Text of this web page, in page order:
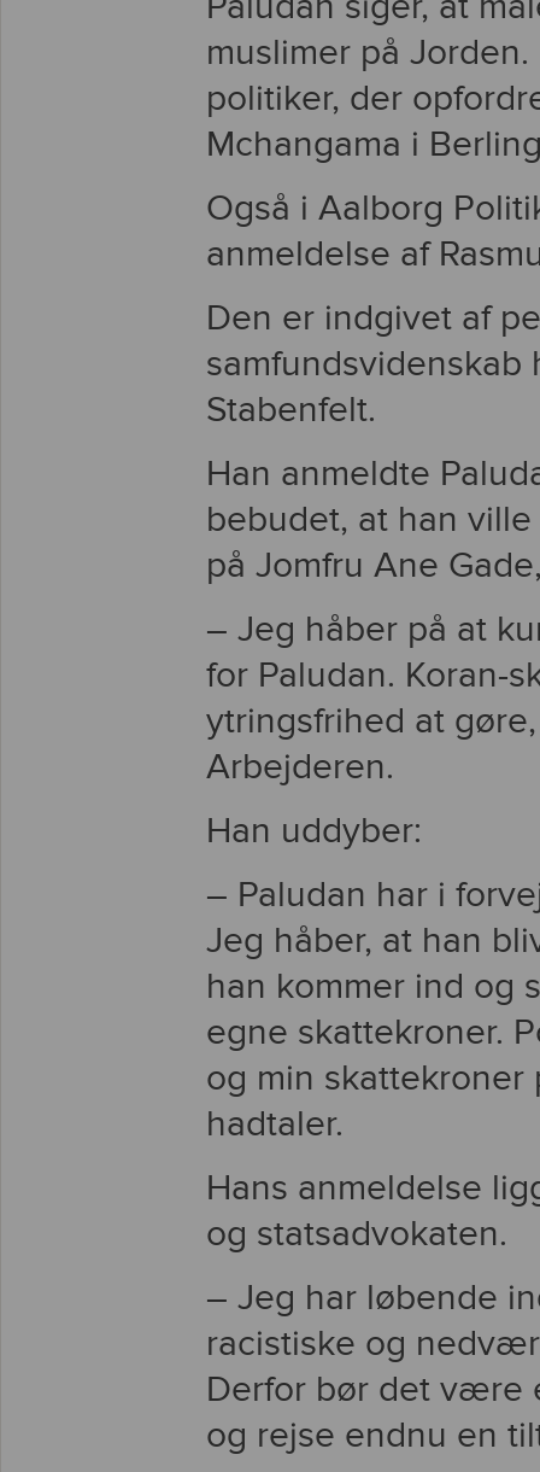
muslimer på
politiker, der
Mchangama i
Også i Aalborg
anmeldelse af
Den er indgivet af
samfundsvidenskab
Stabenfelt.
Han anmeldte
bebudet, at han
på Jomfru Ane
– Jeg håber på at
for Paludan. Koran-
ytringsfrihed at
Arbejderen.
Han uddyber:
– Paludan har i
Jeg håber, at han
han kommer ind og
egne skattekroner.
og min skattekroner
hadtaler.
Hans anmeldelse
og statsadvokaten.
– Jeg har løbende
racistiske og
Derfor bør det være
og rejse endnu en